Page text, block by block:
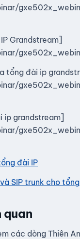
Grandstream]
tổng đài ip
ip grandstream]
đài IP
SIP trunk cho
quan
các dòng Thiên